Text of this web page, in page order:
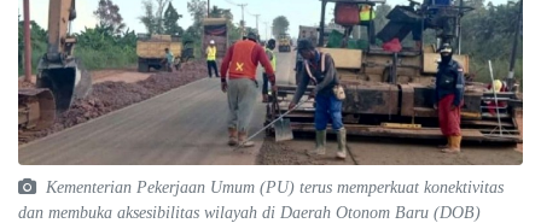
Kementerian Pekerjaan Umum (PU) terus memperkuat konektivitas
dan membuka aksesibilitas wilayah di Daerah Otonom Baru (DOB)